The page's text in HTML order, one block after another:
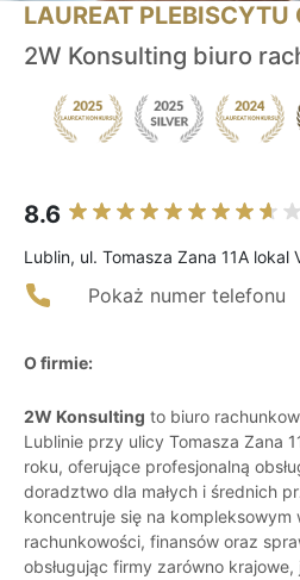
LAUREAT PLEBISCYTU
2W Konsulting biuro
8.6
Lublin, ul. Tomasza Zana 11A lokal
Pokaż numer telefonu
O firmie:
2W Konsulting to biuro
Lublinie przy ulicy Tomasza Zana
roku, oferujące profesjonalną
doradztwo dla małych i średnich
koncentruje się na kompleksowym
rachunkowości, finansów oraz
obsługując firmy zarówno